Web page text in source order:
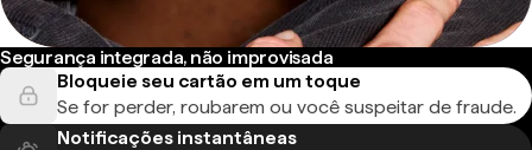
Segurança integrada, não improvisada
Bloqueie seu cartão em um toque
Se for perder, roubarem ou você suspeitar de fraude.
Notificações instantâneas